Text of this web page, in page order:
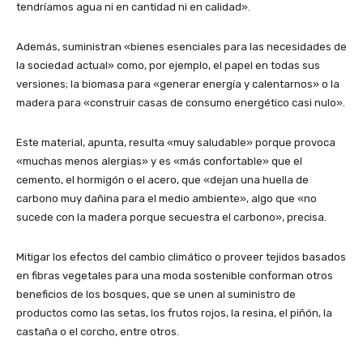
tendríamos agua ni en cantidad ni en calidad».
Además, suministran «bienes esenciales para las necesidades de
la sociedad actual» como, por ejemplo, el papel en todas sus
versiones; la biomasa para «generar energía y calentarnos» o la
madera para «construir casas de consumo energético casi nulo».
Este material, apunta, resulta «muy saludable» porque provoca
«muchas menos alergias» y es «más confortable» que el
cemento, el hormigón o el acero, que «dejan una huella de
carbono muy dañina para el medio ambiente», algo que «no
sucede con la madera porque secuestra el carbono», precisa.
Mitigar los efectos del cambio climático o proveer tejidos basados
en fibras vegetales para una moda sostenible conforman otros
beneficios de los bosques, que se unen al suministro de
productos como las setas, los frutos rojos, la resina, el piñón, la
castaña o el corcho, entre otros.